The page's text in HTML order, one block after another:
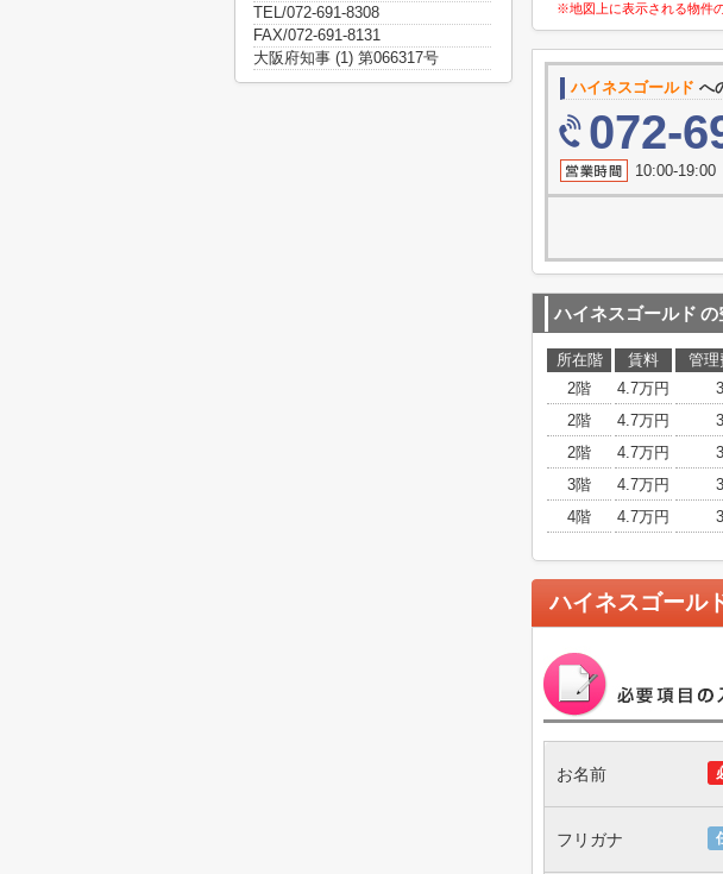
※地図上に表示される物件
ハイネスゴールド へ
072-
10:00-19:00
ハイネスゴールド の
所在階 賃料 管理
2階
4.7万円
2階
4.7万円
2階
4.7万円
3階
4.7万円
4階
4.7万円
ハイネスゴール
お名前
フリガナ
TEL/072-691-8308
FAX/072-691-8131
大阪府知事 (1) 第066317号